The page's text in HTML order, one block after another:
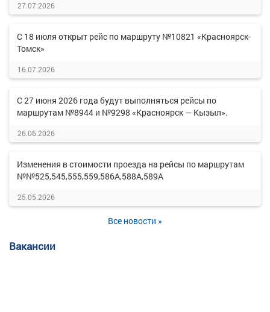
27.07.2026
С 18 июля открыт рейс по маршруту №10821 «Красноярск-
Томск»
16.07.2026
С 27 июня 2026 года будут выполняться рейсы по
маршрутам №8944 и №9298 «Красноярск — Кызыл».
26.06.2026
Изменения в стоимости проезда на рейсы по маршрутам
№№525,545,555,559,586А,588А,589А
25.05.2026
Все новости »
Вакансии